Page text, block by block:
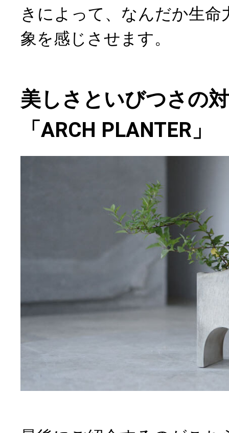
きによって、なんだか生命
象を感じさせます。
美しさといびつさの
「ARCH PLANTER」